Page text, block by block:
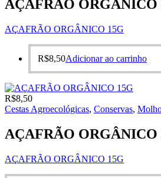
AÇAFRÃO ORGÂNICO
AÇAFRÃO ORGÂNICO 15G
R$8,50Adicionar ao carrinho
R$8,50
Cestas Agroecológicas, Conservas,
AÇAFRÃO ORGÂNICO
AÇAFRÃO ORGÂNICO 15G